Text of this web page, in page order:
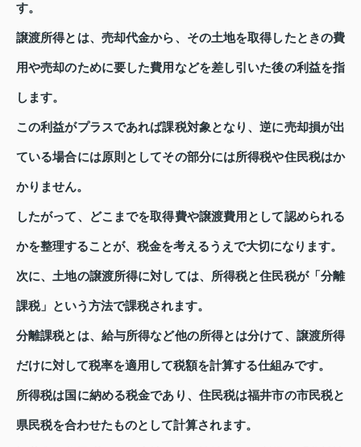
す。
譲渡所得とは、売却代金から、その土地を取得したときの費
用や売却のために要した費用などを差し引いた後の利益を指
します。
この利益がプラスであれば課税対象となり、逆に売却損が出
ている場合には原則としてその部分には所得税や住民税はか
かりません。
したがって、どこまでを取得費や譲渡費用として認められる
かを整理することが、税金を考えるうえで大切になります。
次に、土地の譲渡所得に対しては、所得税と住民税が「分離
課税」という方法で課税されます。
分離課税とは、給与所得など他の所得とは分けて、譲渡所得
だけに対して税率を適用して税額を計算する仕組みです。
所得税は国に納める税金であり、住民税は福井市の市民税と
県民税を合わせたものとして計算されます。